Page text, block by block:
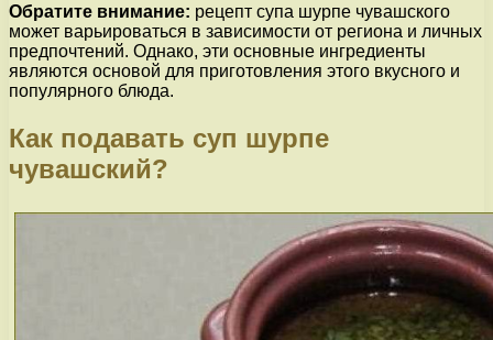
Обратите внимание: рецепт супа шурпе чувашского
может варьироваться в зависимости от региона и личных
предпочтений. Однако, эти основные ингредиенты
являются основой для приготовления этого вкусного и
популярного блюда.
Как подавать суп шурпе
чувашский?